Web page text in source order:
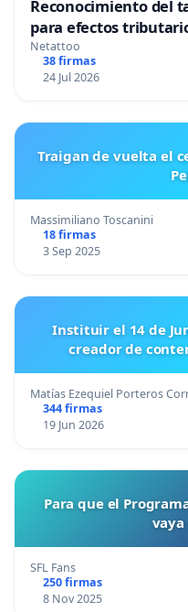
Reconocimiento del
para efectos
Netattoo
38 firmas
24 Jul 2026
Traigan de vuelta el
Massimiliano Toscanini
18 firmas
3 Sep 2025
Instituir el 14 de
creador de
Matías Ezequiel Porteros
344 firmas
19 Jun 2026
Para que el
vaya
SFL Fans
250 firmas
8 Nov 2025